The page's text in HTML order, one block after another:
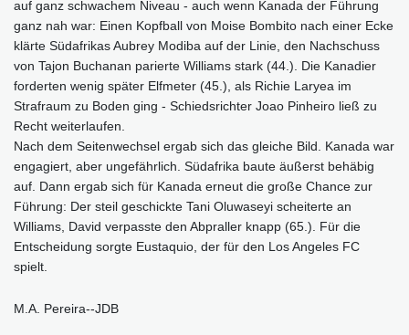
auf ganz schwachem Niveau - auch wenn Kanada der Führung
ganz nah war: Einen Kopfball von Moise Bombito nach einer Ecke
klärte Südafrikas Aubrey Modiba auf der Linie, den Nachschuss
von Tajon Buchanan parierte Williams stark (44.). Die Kanadier
forderten wenig später Elfmeter (45.), als Richie Laryea im
Strafraum zu Boden ging - Schiedsrichter Joao Pinheiro ließ zu
Recht weiterlaufen.
Nach dem Seitenwechsel ergab sich das gleiche Bild. Kanada war
engagiert, aber ungefährlich. Südafrika baute äußerst behäbig
auf. Dann ergab sich für Kanada erneut die große Chance zur
Führung: Der steil geschickte Tani Oluwaseyi scheiterte an
Williams, David verpasste den Abpraller knapp (65.). Für die
Entscheidung sorgte Eustaquio, der für den Los Angeles FC
spielt.
M.A. Pereira--JDB